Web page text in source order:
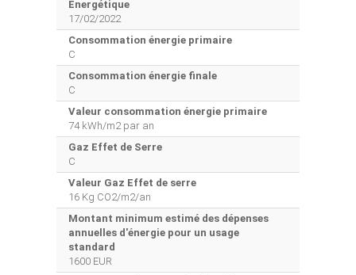
Energétique
17/02/2022
Consommation énergie primaire
C
Consommation énergie finale
C
Valeur consommation énergie primaire
74 kWh/m2 par an
Gaz Effet de Serre
C
Valeur Gaz Effet de serre
16 Kg CO2/m2/an
Montant minimum estimé des dépenses
annuelles d'énergie pour un usage
standard
1600 EUR